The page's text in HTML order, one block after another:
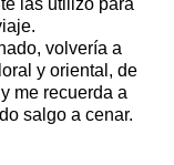
las utilizo para
volvería a
y oriental, de
me recuerda a
salgo a cenar.